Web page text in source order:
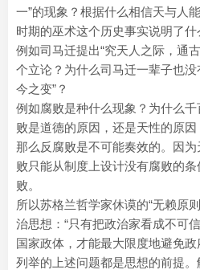
一”的现象？根据什么相信天与人
时期的巫术这个历史事实说明了什
例如司马迁提出“究天人之际，通
个立论？为什么司马迁一辈子也
今之变”？
例如腐败是种什么现象？为什么
败是道德的原因，还是天性的原因
那么反腐败是不可能奏效的。因
败只能从制度上设计没有腐败的
败。
所以苏格兰哲学家休谟的“无赖原
治思想：“只有把政治家看成不可
国家政体，才能最大限度地避免政
列举的上述问题都是思想的前提。